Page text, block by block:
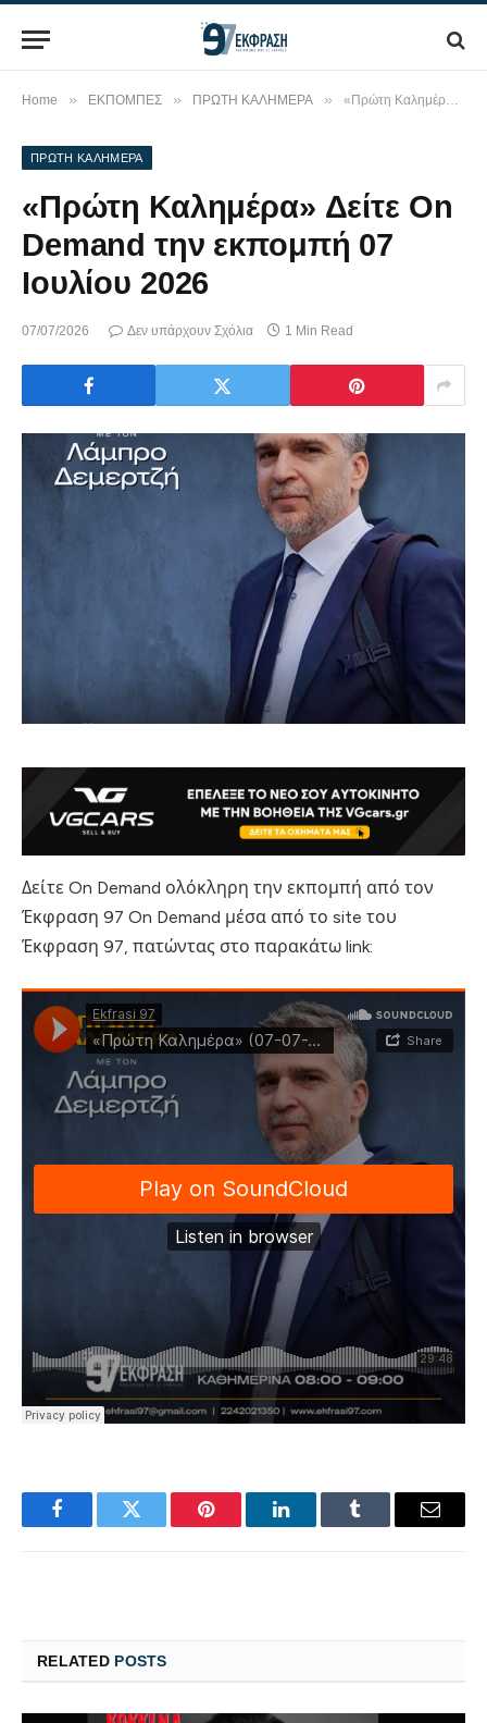
Home » ΕΚΠΟΜΠΕΣ » ΠΡΩΤΗ ΚΑΛΗΜΕΡΑ » «Πρώτη Καλημέρα» Δείτε On Demand την εκπομπή 07 Ιουλίου 2026
ΠΡΩΤΗ ΚΑΛΗΜΕΡΑ
«Πρώτη Καλημέρα» Δείτε On
Demand την εκπομπή 07
Ιουλίου 2026
07/07/2026 Δεν υπάρχουν Σχόλια 1 Min Read
Δείτε On Demand ολόκληρη την εκπομπή από τον
Έκφραση 97 On Demand μέσα από το site του
Έκφραση 97, πατώντας στο παρακάτω link:
FacebookTwitter Pinterest LinkedInTumblr Email
RELATED POSTS